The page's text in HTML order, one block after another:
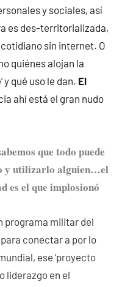
y sociales, así
es des-territorializada,
sin internet. O
quiénes alojan la
y qué uso le dan. El
ahí está el gran nudo
que todo puede
y utilizarlo alguien…el
es el que implosionó
programa militar del
conectar a por lo
ese ‘proyecto
liderazgo en el